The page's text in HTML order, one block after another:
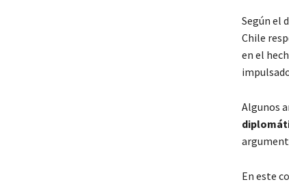
Según el
Chile
en el
Algunos
En este